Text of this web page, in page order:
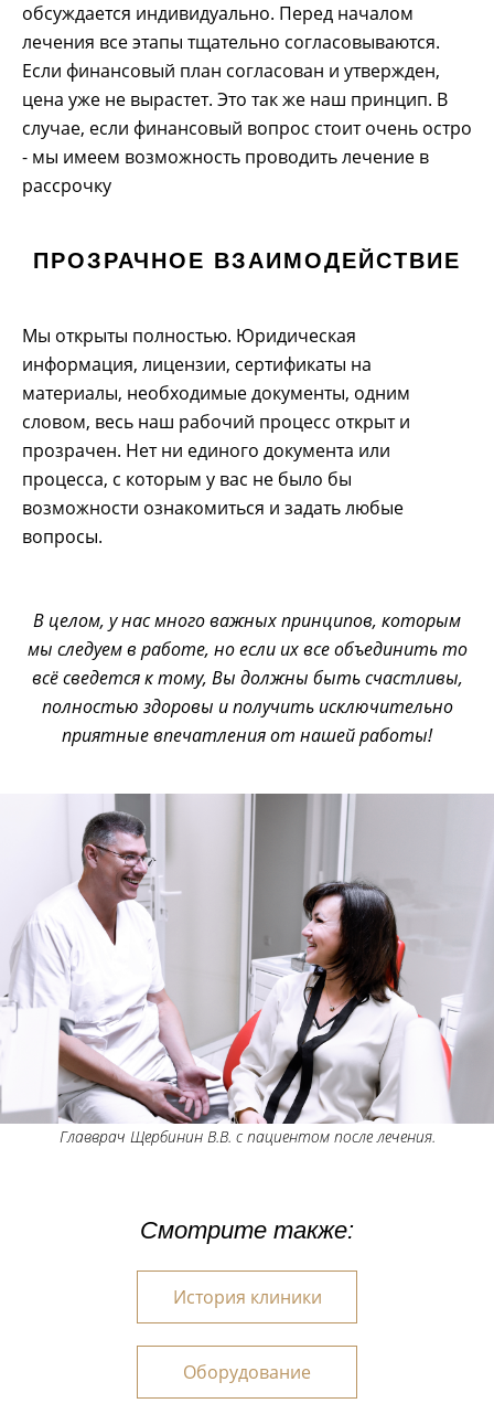
обсуждается индивидуально. Перед началом
лечения все этапы тщательно согласовываются.
Если финансовый план согласован и утвержден,
цена уже не вырастет. Это так же наш принцип. В
случае, если финансовый вопрос стоит очень остро
- мы имеем возможность проводить лечение в
рассрочку
ПРОЗРАЧНОЕ ВЗАИМОДЕЙСТВИЕ
Мы открыты полностью. Юридическая
информация, лицензии, сертификаты на
материалы, необходимые документы, одним
словом, весь наш рабочий процесс открыт и
прозрачен. Нет ни единого документа или
процесса, с которым у вас не было бы
возможности ознакомиться и задать любые
вопросы.
В целом, у нас много важных принципов, которым
мы следуем в работе, но если их все объединить то
всё сведется к тому, Вы должны быть счастливы,
полностью здоровы и получить исключительно
приятные впечатления от нашей работы!
Главврач Щербинин В.В. с пациентом после лечения.
Смотрите также:
История клиники
Оборудование